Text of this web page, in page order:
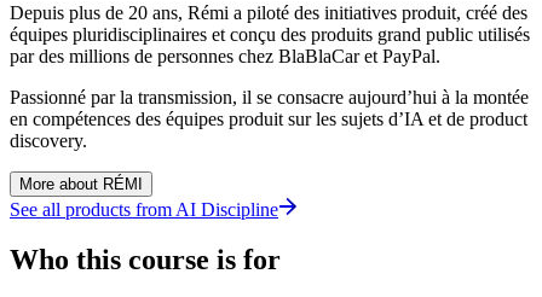
Depuis plus de 20 ans, Rémi a piloté des initiatives produit, créé des
équipes pluridisciplinaires et conçu des produits grand public utilisés
par des millions de personnes chez BlaBlaCar et PayPal.
Passionné par la transmission, il se consacre aujourd’hui à la montée
en compétences des équipes produit sur les sujets d’IA et de product
discovery.
More about RÉMI
See all products from AI Discipline
Who this course is for